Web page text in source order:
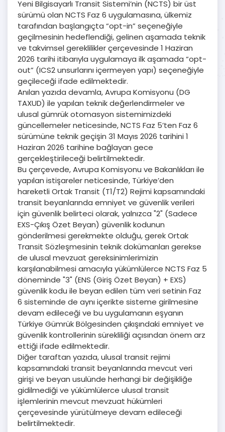
Yeni Bilgisayarlı Transit Sistemi’nin (NCTS) bir üst
sürümü olan NCTS Faz 6 uygulamasına, ülkemiz
tarafından başlangıçta “opt-in” seçeneğiyle
geçilmesinin hedeflendiği, gelinen aşamada teknik
ve takvimsel gereklilikler çerçevesinde 1 Haziran
2026 tarihi itibarıyla uygulamaya ilk aşamada “opt-
out” (ICS2 unsurlarını içermeyen yapı) seçeneğiyle
geçileceği ifade edilmektedir.
Anılan yazıda devamla, Avrupa Komisyonu (DG
TAXUD) ile yapılan teknik değerlendirmeler ve
ulusal gümrük otomasyon sistemimizdeki
güncellemeler neticesinde, NCTS Faz 5’ten Faz 6
sürümüne teknik geçişin 31 Mayıs 2026 tarihini 1
Haziran 2026 tarihine bağlayan gece
gerçekleştirileceği belirtilmektedir.
Bu çerçevede, Avrupa Komisyonu ve Bakanlıkları ile
yapılan istişareler neticesinde, Türkiye’den
hareketli Ortak Transit (T1/T2) Rejimi kapsamındaki
transit beyanlarında emniyet ve güvenlik verileri
için güvenlik belirteci olarak, yalnızca "2" (Sadece
EXS-Çıkış Özet Beyan) güvenlik kodunun
gönderilmesi gerekmekte olduğu, gerek Ortak
Transit Sözleşmesinin teknik dokümanları gerekse
de ulusal mevzuat gereksinimlerimizin
karşılanabilmesi amacıyla yükümlülerce NCTS Faz 5
döneminde "3" (ENS (Giriş Özet Beyan) + EXS)
güvenlik kodu ile beyan edilen tüm veri setinin Faz
6 sisteminde de aynı içerikte sisteme girilmesine
devam edileceği ve bu uygulamanın eşyanın
Türkiye Gümrük Bölgesinden çıkışındaki emniyet ve
güvenlik kontrollerinin sürekliliği açısından önem arz
ettiği ifade edilmektedir.
Diğer taraftan yazıda, ulusal transit rejimi
kapsamındaki transit beyanlarında mevcut veri
girişi ve beyan usulünde herhangi bir değişikliğe
gidilmediği ve yükümlülerce ulusal transit
işlemlerinin mevcut mevzuat hükümleri
çerçevesinde yürütülmeye devam edileceği
belirtilmektedir.